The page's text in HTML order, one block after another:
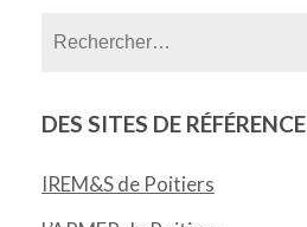
DES SITES DE RÉFÉRENCE
IREM&S de Poitiers